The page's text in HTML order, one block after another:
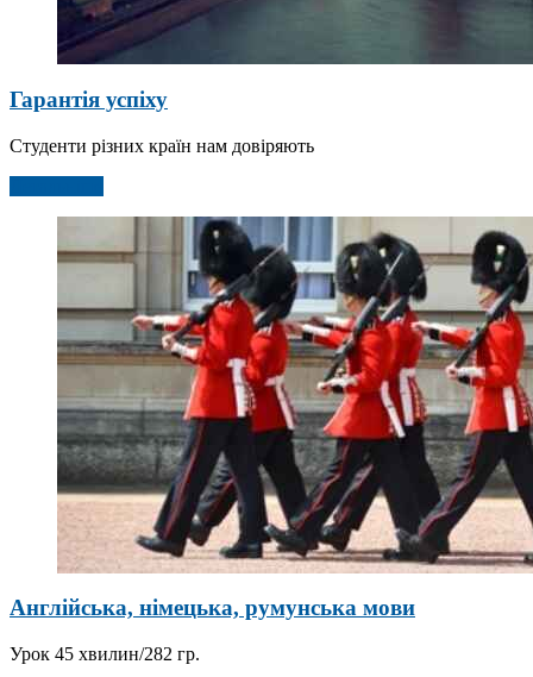
Гарантія успіху
Студенти різних країн нам довіряють
Англійська, німецька, румунська мови
Урок 45 хвилин/282 гр.